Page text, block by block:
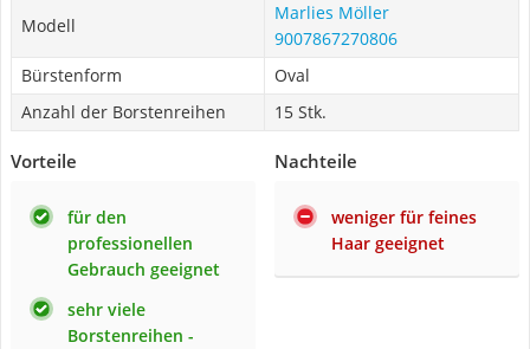
Modell
Marlies Möller
9007867270806
Bürstenform
Oval
Anzahl der Borstenreihen
15 Stk.
Vorteile
für den
professionellen
Gebrauch geeignet
sehr viele
Borstenreihen -
Nachteile
weniger für feines
Haar geeignet